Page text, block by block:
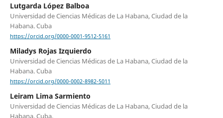
Lutgarda López Balboa
Universidad de Ciencias Médicas de La Habana, Ciudad de la
Habana. Cuba
https://orcid.org/0000-0001-9512-5161
Miladys Rojas Izquierdo
Universidad de Ciencias Médicas de La Habana, Ciudad de la
Habana. Cuba
https://orcid.org/0000-0002-8982-5011
Leiram Lima Sarmiento
Universidad de Ciencias Médicas de La Habana, Ciudad de la
Habana. Cuba.